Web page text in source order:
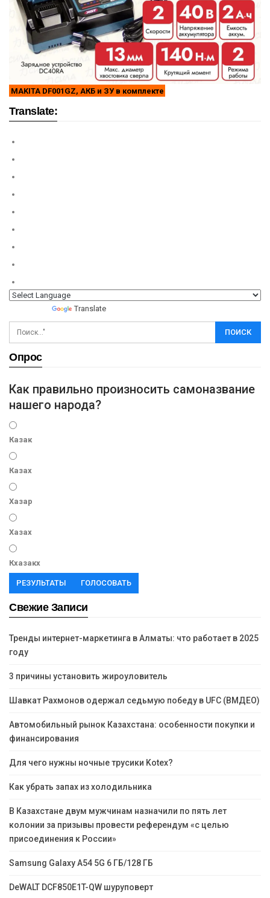
MAKITA DF001GZ, АКБ и ЗУ в комплекте
Translate:
Translate
Опрос
Как правильно произносить самоназвание
нашего народа?
Казак
Казах
Хазар
Хазах
Кхазакх
РЕЗУЛЬТАТЫ ГОЛОСОВАТЬ
Свежие Записи
Тренды интернет-маркетинга в Алматы: что работает в 2025
году
3 причины установить жироуловитель
Шавкат Рахмонов одержал седьмую победу в UFC (ВМДЕО)
Автомобильный рынок Казахстана: особенности покупки и
финансирования
Для чего нужны ночные трусики Kotex?
Как убрать запах из холодильника
В Казахстане двум мужчинам назначили по пять лет
колонии за призывы провести референдум «с целью
присоединения к России»
Samsung Galaxy A54 5G 6 ГБ/128 ГБ
DeWALT DCF850E1T-QW шуруповерт